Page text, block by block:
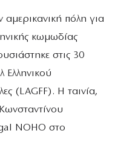
πόλη για
κωμωδίας
στις 30
Ελληνικού
(LAGFF). Η ταινία,
NOHO στο